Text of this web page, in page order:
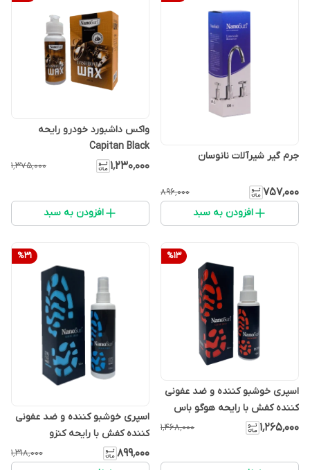
جرم گیر شیرآلات نانوسان
۷۵۷٬۰۰۰ ۸۹۶٬۰۰۰
افزودن به سبد
واکس داشبورد خودرو رایحه
Capitan Black
۱٬۲۳۰٬۰۰۰ ۱٬۳۷۵٬۰۰۰
افزودن به سبد
%13
اسپری خوشبو کننده و ضد عفونی
کننده کفش با رایحه هوگو باس
نانوسان
۱٬۲۶۵٬۰۰۰ ۱٬۴۶۸٬۰۰۰
%31
اسپری خوشبو کننده و ضد عفونی
کننده کفش با رایحه کنزو
۸۹۹٬۰۰۰ ۱٬۳۱۸٬۰۰۰